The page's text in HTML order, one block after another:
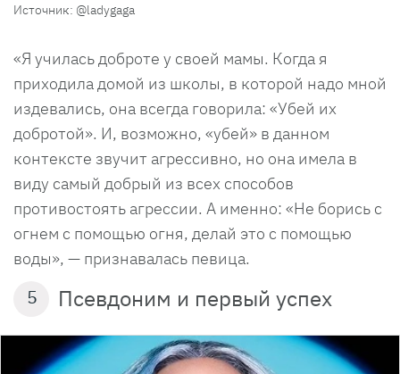
Источник: @ladygaga
«Я училась доброте у своей мамы. Когда я
приходила домой из школы, в которой надо мной
издевались, она всегда говорила: «Убей их
добротой». И, возможно, «убей» в данном
контексте звучит агрессивно, но она имела в
виду самый добрый из всех способов
противостоять агрессии. А именно: «Не борись с
огнем с помощью огня, делай это с помощью
воды», — признавалась певица.
5 Псевдоним и первый успех